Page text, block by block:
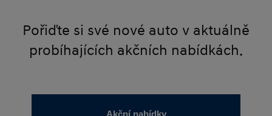
Pořiďte si své nové auto v aktuálně
probíhajících akčních nabídkách.
Akční nabídky